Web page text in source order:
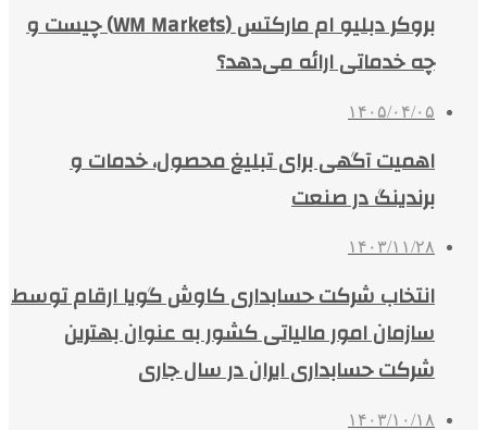
بروکر دبلیو ام مارکتس (WM Markets) چیست و
چه خدماتی ارائه می‌دهد؟
۱۴۰۵/۰۴/۰۵
اهمیت آگهی برای تبلیغ محصول، خدمات و
برندینگ در صنعت
۱۴۰۳/۱۱/۲۸
انتخاب شرکت حسابداری کاوش گویا ارقام توسط
سازمان امور مالیاتی کشور به عنوان بهترین
شرکت حسابداری ایران در سال جاری
۱۴۰۳/۱۰/۱۸